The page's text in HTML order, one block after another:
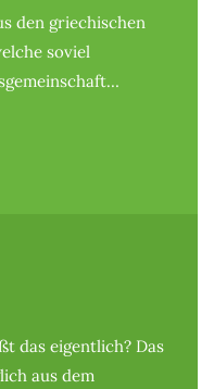
den griechischen
soviel
das eigentlich? Das
aus dem